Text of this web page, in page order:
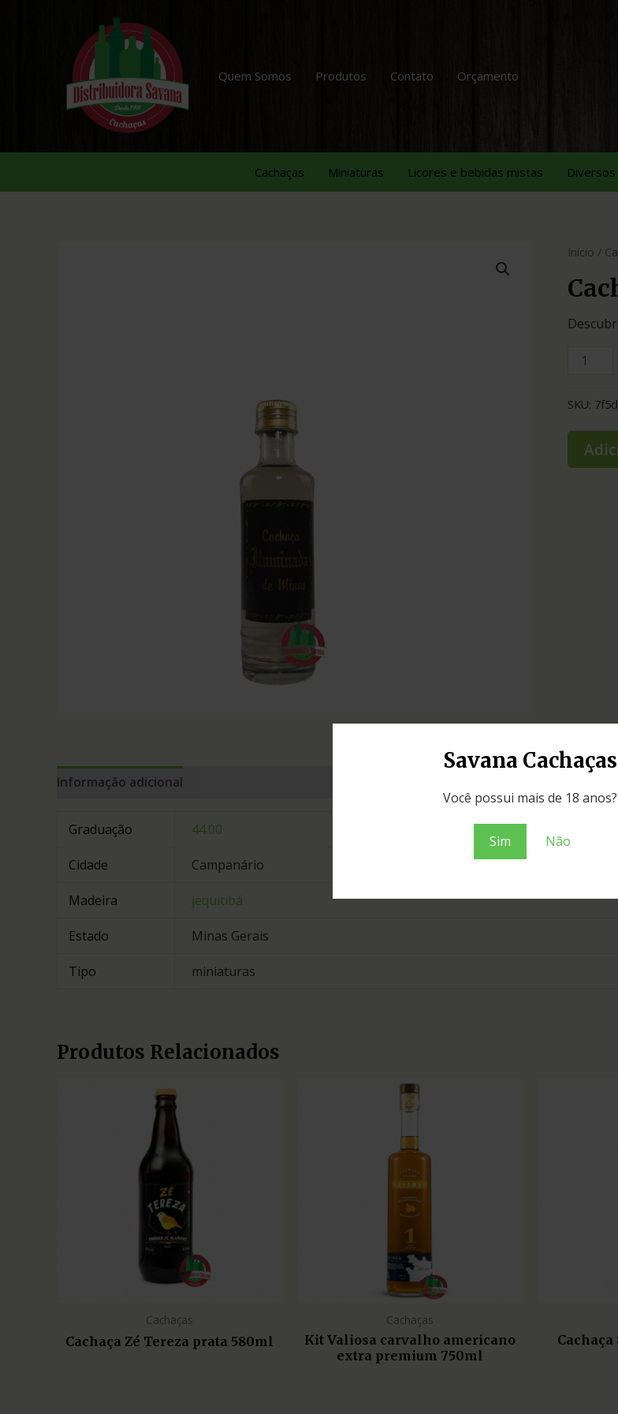
Savana Cachaças
Você possui mais de 18 anos?
Sim Não
Quem Somos Produtos Contato Orçamento
Cachaças Miniaturas Licores e bebidas mistas Diversos
Início /
SKU:
Informação adicional
Graduação 44.00
Cidade Campanário
Madeira jequitibá
Estado Minas Gerais
Tipo miniaturas
Produtos Relacionados
Cachaças
Cachaça Zé Tereza prata 580ml
Cachaças
Kit Valiosa carvalho americano
extra premium 750ml